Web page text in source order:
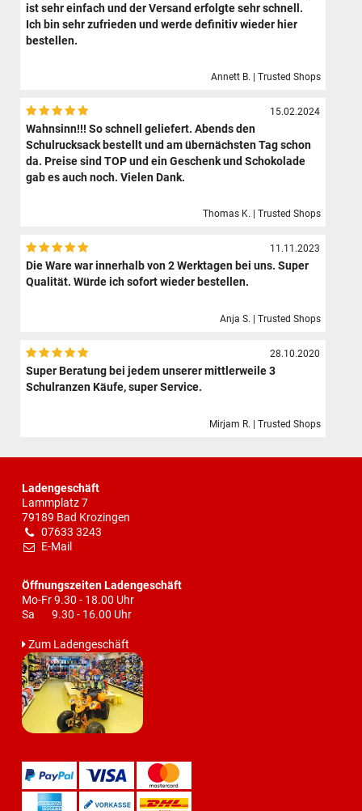
ist sehr einfach und der Versand erfolgte sehr schnell.
Ich bin sehr zufrieden und werde definitiv wieder hier
bestellen.
Annett B. | Trusted Shops
15.02.2024
Wahnsinn!!! So schnell geliefert. Abends den
Schulrucksack bestellt und am übernächsten Tag schon
da. Preise sind TOP und ein Geschenk und Schokolade
gab es auch noch. Vielen Dank.
Thomas K. | Trusted Shops
11.11.2023
Die Ware war innerhalb von 2 Werktagen bei uns. Super
Qualität. Würde ich sofort wieder bestellen.
Anja S. | Trusted Shops
28.10.2020
Super Beratung bei jedem unserer mittlerweile 3
Schulranzen Käufe, super Service.
Mirjam R. | Trusted Shops
Ladengeschäft
Lammplatz 7
79189 Bad Krozingen
07633 3243
E-Mail
Öffnungszeiten Ladengeschäft
Mo-Fr 9.30 - 18.00 Uhr
Sa 9.30 - 16.00 Uhr
Zum Ladengeschäft